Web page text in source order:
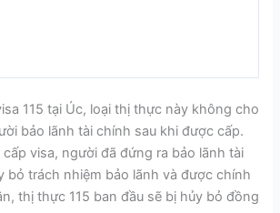
115 tại Úc, loại thị thực này không cho
bảo lãnh tài chính sau khi được cấp.
visa, người đã đứng ra bảo lãnh tài
bỏ trách nhiệm bảo lãnh và được chính
thị thực 115 ban đầu sẽ bị hủy bỏ đồng